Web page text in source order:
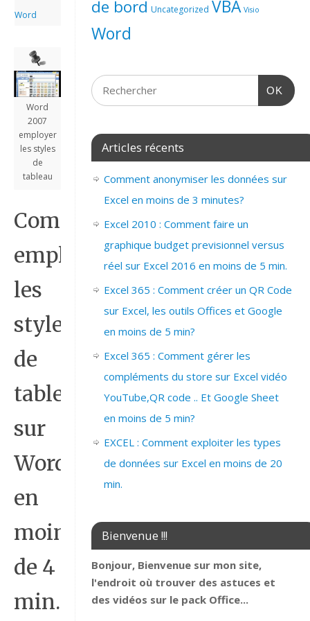
Word
Word
2007
employer
les styles
de
tableau
Comment
employer
les
styles
de
tableau
sur
Word
en
moins
de 4
min.
de bord Uncategorized VBA Visio
Word
OK
Articles récents
Comment anonymiser les données sur
Excel en moins de 3 minutes?
Excel 2010 : Comment faire un
graphique budget previsionnel versus
réel sur Excel 2016 en moins de 5 min.
Excel 365 : Comment créer un QR Code
sur Excel, les outils Offices et Google
en moins de 5 min?
Excel 365 : Comment gérer les
compléments du store sur Excel vidéo
YouTube,QR code .. Et Google Sheet
en moins de 5 min?
EXCEL : Comment exploiter les types
de données sur Excel en moins de 20
min.
Bienvenue !!!
Bonjour, Bienvenue sur mon site,
l'endroit où trouver des astuces et
des vidéos sur le pack Office...